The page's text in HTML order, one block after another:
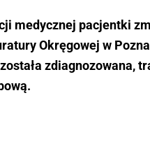
medycznej pacjentki
Okręgowej w
zdiagnozowana,